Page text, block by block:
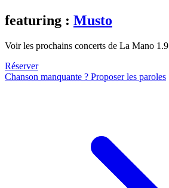
featuring : Musto
Voir les prochains concerts de La Mano 1.9
Réserver
Chanson manquante ? Proposer les paroles